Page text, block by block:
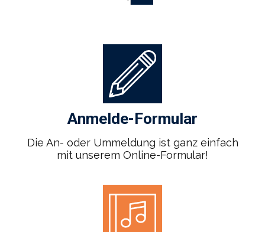
Anmelde-Formular
Die An- oder Ummeldung ist ganz einfach
mit unserem Online-Formular!